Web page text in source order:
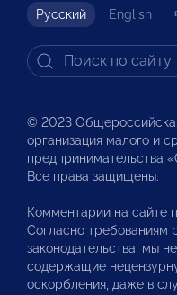
Русский English
© 2023
организация малого и
Все права защищены.
Комментарии на сайте
Согласно требованиям
законодательства, мы
содержащие
оскорбления, даже в